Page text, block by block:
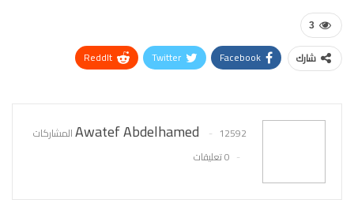
3
شارك Facebook
Twitter
ReddIt
Awatef Abdelhamed
12592 المشاركات
0 تعليقات